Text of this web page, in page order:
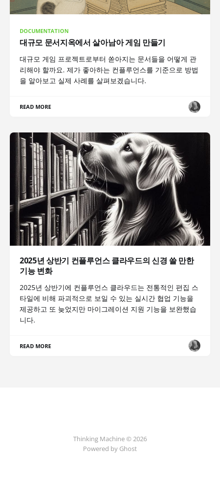
DOCUMENTATION
대규모 문서지옥에서 살아남아 게임 만들기
대규모 게임 프로젝트로부터 쏟아지는 문서들을 어떻게 관
리해야 할까요. 제가 좋아하는 컨플루언스를 기준으로 방법
을 알아보고 실제 사례를 살펴보겠습니다.
READ MORE
2025년 상반기 컨플루언스 클라우드의 신경 쓸 만한
기능 변화
2025년 상반기에 컨플루언스 클라우드는 전통적인 편집 스
타일에 비해 파괴적으로 보일 수 있는 실시간 협업 기능을
제공하고 또 늦었지만 마이그레이션 지원 기능을 보완했습
니다.
READ MORE
Thinking Machine © 2026
Powered by Ghost